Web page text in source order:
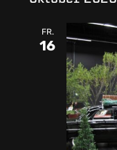
FR.
16